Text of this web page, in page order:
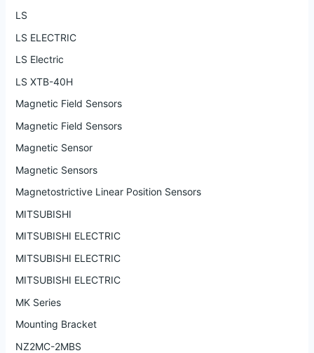
LS
LS ELECTRIC
LS Electric
LS XTB-40H
Magnetic Field Sensors
Magnetic Field Sensors
Magnetic Sensor
Magnetic Sensors
Magnetostrictive Linear Position Sensors
MITSUBISHI
MITSUBISHI ELECTRIC
MITSUBISHI ELECTRIC
MITSUBISHI ELECTRIC
MK Series
Mounting Bracket
NZ2MC-2MBS